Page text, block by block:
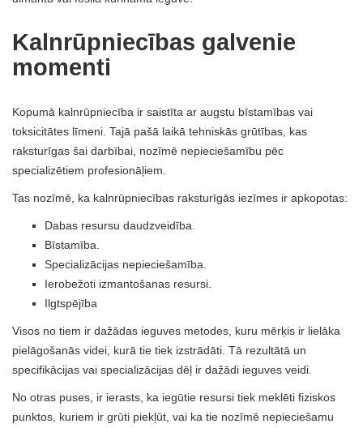
Kalnrūpniecības galvenie
momenti
Kopumā kalnrūpniecība ir saistīta ar augstu bīstamības vai
toksicitātes līmeni. Tajā pašā laikā tehniskās grūtības, kas
raksturīgas šai darbībai, nozīmē nepieciešamību pēc
specializētiem profesionāļiem.
Tas nozīmē, ka kalnrūpniecības raksturīgās iezīmes ir apkopotas:
Dabas resursu daudzveidība.
Bīstamība.
Specializācijas nepieciešamība.
Ierobežoti izmantošanas resursi.
Ilgtspējība
Visos no tiem ir dažādas ieguves metodes, kuru mērķis ir lielāka
pielāgošanās videi, kurā tie tiek izstrādāti. Tā rezultātā un
specifikācijas vai specializācijas dēļ ir dažādi ieguves veidi.
No otras puses, ir ierasts, ka iegūtie resursi tiek meklēti fiziskos
punktos, kuriem ir grūti piekļūt, vai ka tie nozīmē nepieciešamu